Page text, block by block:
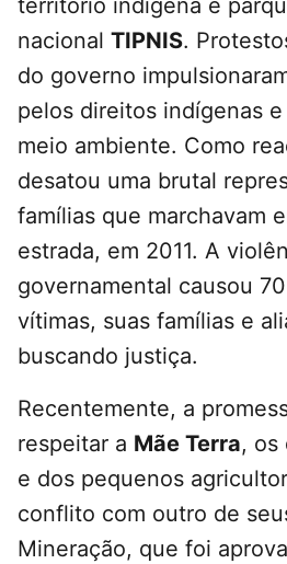
território indígena e
nacional TIPNIS.
do governo
pelos direitos indígenas
meio ambiente. Como
desatou uma brutal
famílias que marchavam
estrada, em 2011. A
governamental causou
vítimas, suas famílias e
buscando justiça.
Recentemente, a
respeitar a Mãe Terra, os
e dos pequenos
conflito com outro de
Mineração, que foi